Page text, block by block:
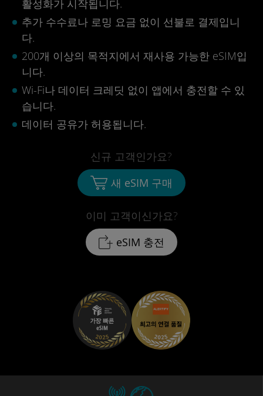
활성화가 시작됩니다.
추가 수수료나 로밍 요금 없이 선불로 결제입니
다.
200개 이상의 목적지에서 재사용 가능한 eSIM입
니다.
Wi-Fi나 데이터 크레딧 없이 앱에서 충전할 수 있
습니다.
데이터 공유가 허용됩니다.
이미 고객이신가요?
eSIM 충전
신규 고객인가요?
새 eSIM 구매